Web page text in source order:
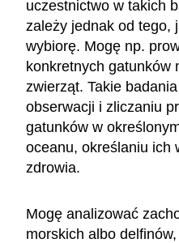
uczestnictwo w takich
zależy jednak od tego,
wybiorę. Mogę np.
konkretnych gatunków
zwierząt. Takie
obserwacji i zliczaniu
gatunków w
oceanu, określaniu ich
zdrowia.
Mogę analizować
morskich albo